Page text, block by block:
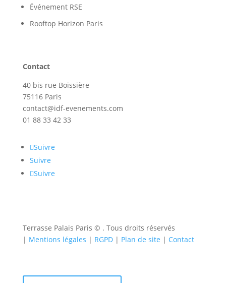
Événement RSE
Rooftop Horizon Paris
Contact
40 bis rue Boissière
75116 Paris
contact@idf-evenements.com
01 88 33 42 33
Suivre
Suivre
Suivre
Terrasse Palais Paris © . Tous droits réservés
| Mentions légales | RGPD| Plan de site | Contact